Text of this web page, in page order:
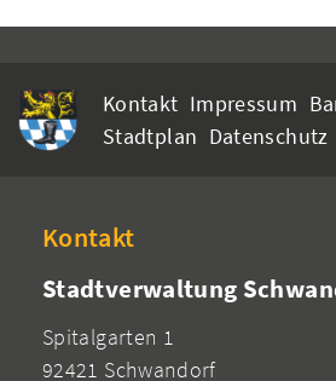
Kontakt Impressum
Stadtplan Datenschutz
Kontakt
Stadtverwaltung
Spitalgarten 1
92421 Schwandorf